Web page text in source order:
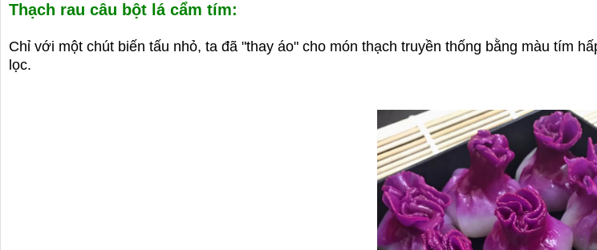
Thạch rau câu bột lá cẩm tím:
Chỉ với một chút biến tấu nhỏ, ta đã "thay áo" cho món thạch truyền thống bằng màu tím
lọc.